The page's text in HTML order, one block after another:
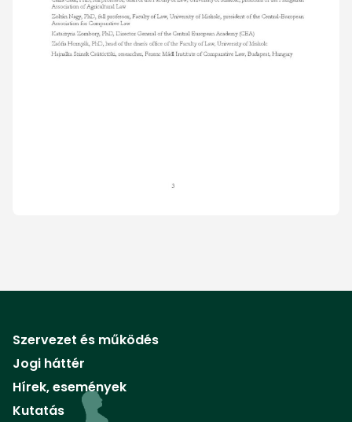
Szervezet és működés
Jogi háttér
Hírek, események
Kutatás